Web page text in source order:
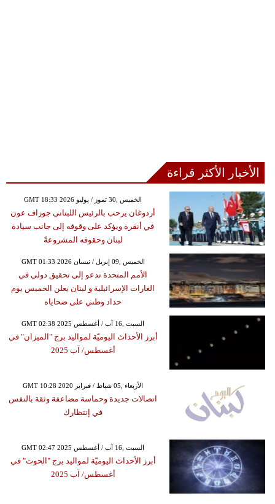
الأخبار الأكثر قراءة
GMT 18:33 2026 الخميس ,30 تموز / يوليو
أردوغان يرحب بالرئيس اللبناني جوزاف عون
في أنقرة ويؤكد على وقوفه إلى جانب سيادة
لبنان وحقوقه المشروعةً
GMT 01:33 2026 الخميس ,09 إبريل / نيسان
الأمم المتحدة تدعو إلى تحقيق دولي في
الغارات الإسرائيلية و لبنان يعلن الخميس يوم
حداد وطني على ضحاياه
GMT 02:38 2025 السبت ,16 آب / أغسطس
أبرز الأحداث اليوميّة لمواليد برج "الميزان" في
أغسطس/ آب 2025
GMT 10:28 2020 الأربعاء ,05 شباط / فبراير
اتصالات جديدة وحماسة مضاعفة وثقة بالنفس
في إنتظارك
GMT 02:47 2025 السبت ,16 آب / أغسطس
أبرز الأحداث اليوميّة لمواليد برج "الحوت" في
أغسطس/ آب 2025